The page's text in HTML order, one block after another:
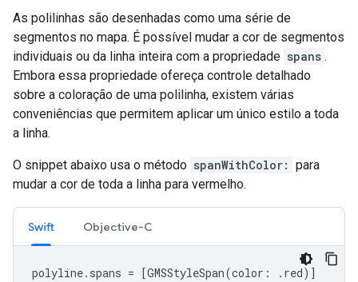
As polilinhas são desenhadas como uma série de
segmentos no mapa. É possível mudar a cor de segmentos
individuais ou da linha inteira com a propriedade spans .
Embora essa propriedade ofereça controle detalhado
sobre a coloração de uma polilinha, existem várias
conveniências que permitem aplicar um único estilo a toda
a linha.
O snippet abaixo usa o método spanWithColor: para
mudar a cor de toda a linha para vermelho.
Swift Objective-C
polyline. spans = [GMSStyleSpan(color : . red)]